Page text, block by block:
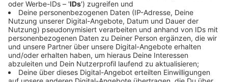
Er soll bei einem Kreisliga-Pokal-Spiel mit einer
halbvollen PET-Flache den Schiedsrichter am Kopf
getroffen und verletzte haben. Gegen das Urteil war
der Angeklagte in Berufung gegangen.
Ein Video habe nicht zweifelsfrei belegt, dass der
Angeklagte die Flasche geworfen hat. Die Aussage